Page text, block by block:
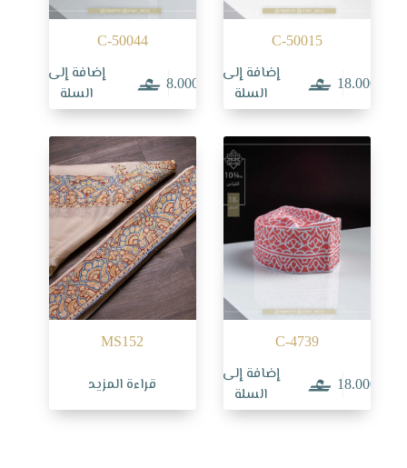
C-50015
18.000
إضافة إلى
السلة
C-50044
8.000
إضافة إلى
السلة
C-4739
18.000
إضافة إلى
السلة
MS152
قراءة المزيد